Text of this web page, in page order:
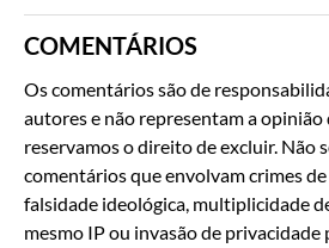
COMENTÁRIOS
Os comentários são de
autores e não representam a opinião
reservamos o direito de excluir. Não
comentários que envolvam crimes
falsidade ideológica, multiplicidade
mesmo IP ou invasão de privacidade